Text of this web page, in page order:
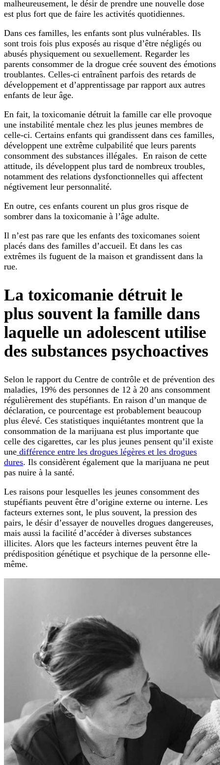
malheureusement, le désir de prendre une nouvelle dose
est plus fort que de faire les activités quotidiennes.
Dans ces familles, les enfants sont plus vulnérables. Ils
sont trois fois plus exposés au risque d’être négligés ou
abusés physiquement ou sexuellement. Regarder les
parents consommer de la drogue crée souvent des émotions
troublantes. Celles-ci entraînent parfois des retards de
développement et d’apprentissage par rapport aux autres
enfants de leur âge.
En fait, la toxicomanie détruit la famille car elle provoque
une instabilité mentale chez les plus jeunes membres de
celle-ci. Certains enfants qui grandissent dans ces familles,
développent une extrême culpabilité que leurs parents
consomment des substances illégales. En raison de cette
attitude, ils développent plus tard de nombreux troubles,
notamment des relations dysfonctionnelles qui affectent
négtivement leur personnalité.
En outre, ces enfants courent un plus gros risque de
sombrer dans la toxicomanie à l’âge adulte.
Il n’est pas rare que les enfants des toxicomanes soient
placés dans des familles d’accueil. Et dans les cas
extrêmes ils fuguent de la maison et grandissent dans la
rue.
La toxicomanie détruit le
plus souvent la famille dans
laquelle un adolescent utilise
des substances psychoactives
Selon le rapport du Centre de contrôle et de prévention des
maladies, 19% des personnes de 12 à 20 ans consomment
régulièrement des stupéfiants. En raison d’un manque de
déclaration, ce pourcentage est probablement beaucoup
plus élevé. Ces statistiques inquiétantes montrent que la
consommation de la marijuana est plus importante que
celle des cigarettes, car les plus jeunes pensent qu’il existe
une différence entre les drogues légères et les drogues
dures. Ils considèrent également que la marijuana ne peut
pas nuire à la santé.
Les raisons pour lesquelles les jeunes consomment des
stupéfiants peuvent être d’origine externe ou interne. Les
facteurs externes sont, le plus souvent, la pression des
pairs, le désir d’essayer de nouvelles drogues dangereuses,
mais aussi la facilité d’accéder à diverses substances
illicites. Alors que les facteurs internes peuvent être la
prédisposition génétique et psychique de la personne elle-
même.